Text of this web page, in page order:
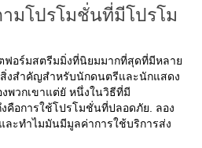
มโปรโมชั่นที่มีโปรโม
ฟอร์มสตรีมมิ่งที่นิยมมากที่สุดที่มีหลาย
งสำคัญสำหรับนักดนตรีและนักแสดง
พวกเขาแต่ยั หนึ่งในวิธีที่มี
คือการใช้โปรโมชั่นที่ปลอดภัย. ลอง
ะทำไมมันมีมูลค่าการใช้บริการส่ง